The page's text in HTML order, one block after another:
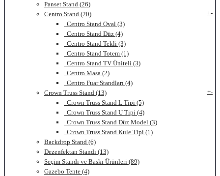
Panset Stand (26)
Centro Stand (20)
+-
Centro Stand Oval (3)
Centro Stand Düz (4)
Centro Stand Tekli (3)
Centro Stand Totem (1)
Centro Stand TV Üniteli (3)
Centro Masa (2)
Centro Fuar Standları (4)
Crown Truss Stand (13)
+-
Crown Truss Stand L Tipi (5)
Crown Truss Stand U Tipi (4)
Crown Truss Stand Düz Model (3)
Crown Truss Stand Kule Tipi (1)
Backdrop Stand (6)
Dezenfektan Standı (13)
Seçim Standı ve Baskı Ürünleri (89)
Gazebo Tente (4)